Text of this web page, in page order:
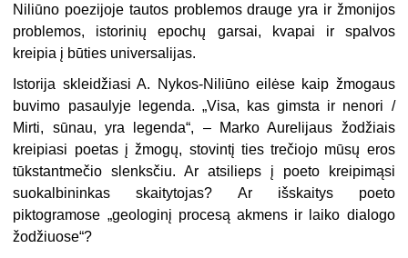
Niliūno poezijoje tautos problemos drauge yra ir žmonijos
problemos, istorinių epochų garsai, kvapai ir spalvos
kreipia į būties universalijas.
Istorija skleidžiasi A. Nykos-Niliūno eilėse kaip žmogaus
buvimo pasaulyje legenda. „Visa, kas gimsta ir nenori /
Mirti, sūnau, yra legenda“, – Marko Aurelijaus žodžiais
kreipiasi poetas į žmogų, stovintį ties trečiojo mūsų eros
tūkstantmečio slenksčiu. Ar atsilieps į poeto kreipimąsi
suokalbininkas skaitytojas? Ar išskaitys poeto
piktogramose „geologinį procesą akmens ir laiko dialogo
žodžiuose“?